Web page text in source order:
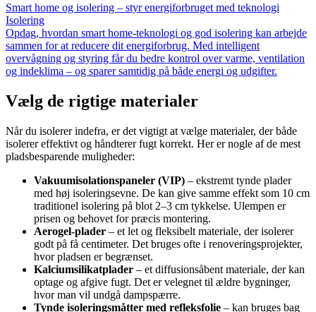
Smart home og isolering – styr energiforbruget med teknologi
Isolering
Opdag, hvordan smart home-teknologi og god isolering kan arbejde
sammen for at reducere dit energiforbrug. Med intelligent
overvågning og styring får du bedre kontrol over varme, ventilation
og indeklima – og sparer samtidig på både energi og udgifter.
Vælg de rigtige materialer
Når du isolerer indefra, er det vigtigt at vælge materialer, der både
isolerer effektivt og håndterer fugt korrekt. Her er nogle af de mest
pladsbesparende muligheder:
Vakuumisolationspaneler (VIP) – ekstremt tynde plader
med høj isoleringsevne. De kan give samme effekt som 10 cm
traditionel isolering på blot 2–3 cm tykkelse. Ulempen er
prisen og behovet for præcis montering.
Aerogel-plader – et let og fleksibelt materiale, der isolerer
godt på få centimeter. Det bruges ofte i renoveringsprojekter,
hvor pladsen er begrænset.
Kalciumsilikatplader – et diffusionsåbent materiale, der kan
optage og afgive fugt. Det er velegnet til ældre bygninger,
hvor man vil undgå dampspærre.
Tynde isoleringsmåtter med refleksfolie – kan bruges bag